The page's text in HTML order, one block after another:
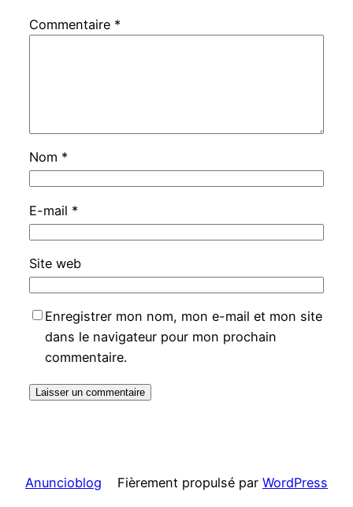
Commentaire *
Nom *
E-mail *
Site web
Enregistrer mon nom, mon e-mail et mon site
dans le navigateur pour mon prochain
commentaire.
Anuncioblog Fièrement propulsé par WordPress